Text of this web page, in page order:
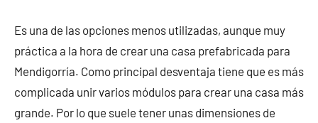
Es una de las opciones menos utilizadas, aunque muy
práctica a la hora de crear una casa prefabricada para
Mendigorría. Como principal desventaja tiene que es más
complicada unir varios módulos para crear una casa más
grande. Por lo que suele tener unas dimensiones de